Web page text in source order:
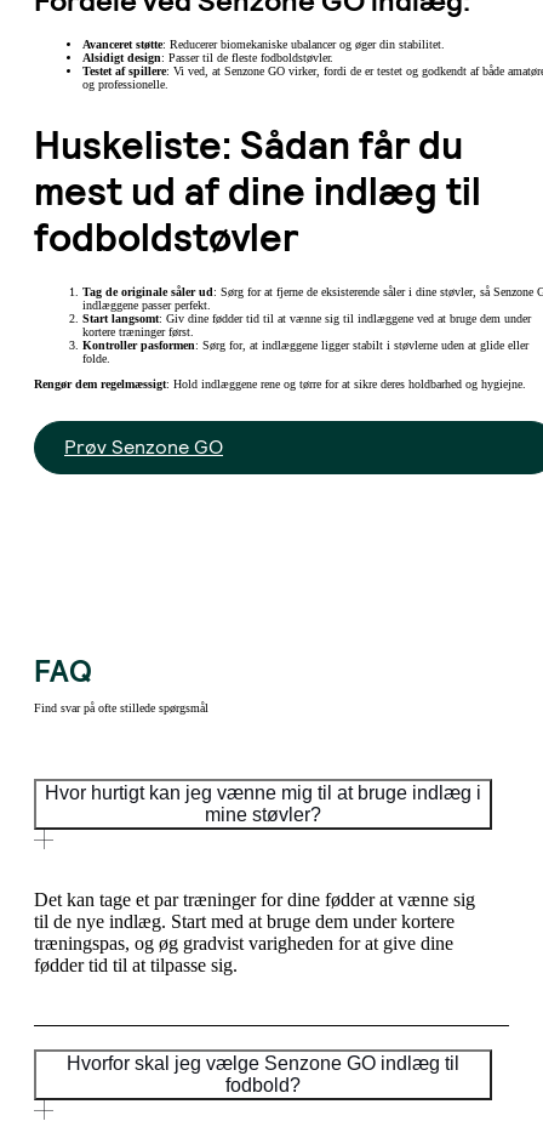
Avanceret støtte: Reducerer biomekaniske ubalancer og øger din stabilitet.
Alsidigt design: Passer til de fleste fodboldstøvler.
Testet af spillere: Vi ved, at Senzone GO virker, fordi de er testet og godkendt af både
og professionelle.
Huskeliste: Sådan får du
mest ud af dine indlæg til
fodboldstøvler
Tag de originale såler ud: Sørg for at fjerne de eksisterende såler i dine støvler, så Senzone
indlæggene passer perfekt.
Start langsomt: Giv dine fødder tid til at vænne sig til indlæggene ved at bruge dem under
kortere træninger først.
Kontroller pasformen: Sørg for, at indlæggene ligger stabilt i støvlerne uden at glide eller
folde.
Rengør dem regelmæssigt: Hold indlæggene rene og tørre for at sikre deres holdbarhed og hygiejne.
Prøv Senzone GO
FAQ
Find svar på ofte stillede spørgsmål
Hvor hurtigt kan jeg vænne mig til at bruge indlæg i
mine støvler?
Det kan tage et par træninger for dine fødder at vænne sig
til de nye indlæg. Start med at bruge dem under kortere
træningspas, og øg gradvist varigheden for at give dine
fødder tid til at tilpasse sig.
Hvorfor skal jeg vælge Senzone GO indlæg til
fodbold?